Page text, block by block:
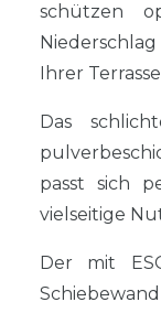
schützen
Ihrer
Das
passt sich
vielseitige
Der mit